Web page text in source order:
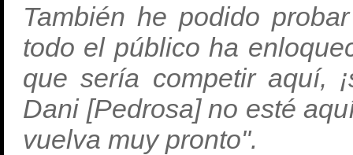
También he podido
todo el público ha
que sería competir aquí,
Dani [Pedrosa] no esté
vuelva muy pronto".